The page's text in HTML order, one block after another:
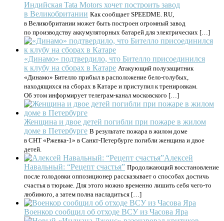
Индийская Tata Motors хочет построить завод
в Великобритании Как сообщает SPEEDME. RU,
в Великобритании может быть построен огромный завод
по производству аккумуляторных батарей для электрических […]
«Динамо» подтвердило, что Бителло присоединился
к клубу на сборах в Катаре Атакующий полузащитник
«Динамо» Бителло прибыл в расположение бело-голубых,
находящихся на сборах в Катаре и приступил к тренировкам.
Об этом информирует телеграм-канал московского […]
Женщина и двое детей погибли при пожаре в жилом
доме в Петербурге В результате пожара в жилом доме
в СНТ «Ржевка-1» в Санкт-Петербурге погибли женщина и двое
детей.
Алексей
Навальный: “Рецепт счастья” Продолжающий восстановление
после голодовки оппозиционер рассказывает о способах достичь
счастья в тюрьме. Для этого можно временно лишить себя чего-то
любимого, а затем полна насладиться […]
Военкор сообщил об отходе ВСУ из Часова Яра